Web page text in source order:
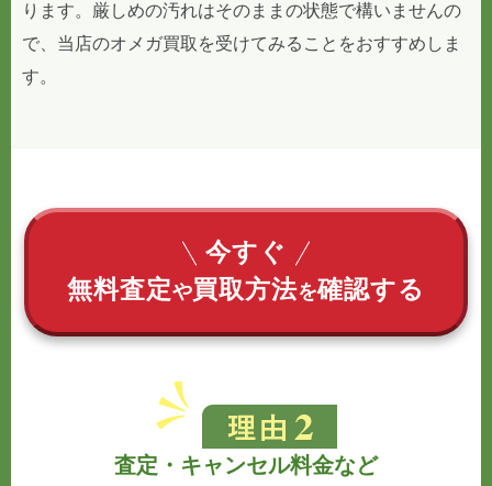
ります。厳しめの汚れはそのままの状態で構いませんの
で、当店のオメガ買取を受けてみることをおすすめしま
す。
今すぐ
無料査定や買取方法を確認する
査定・キャンセル料金など